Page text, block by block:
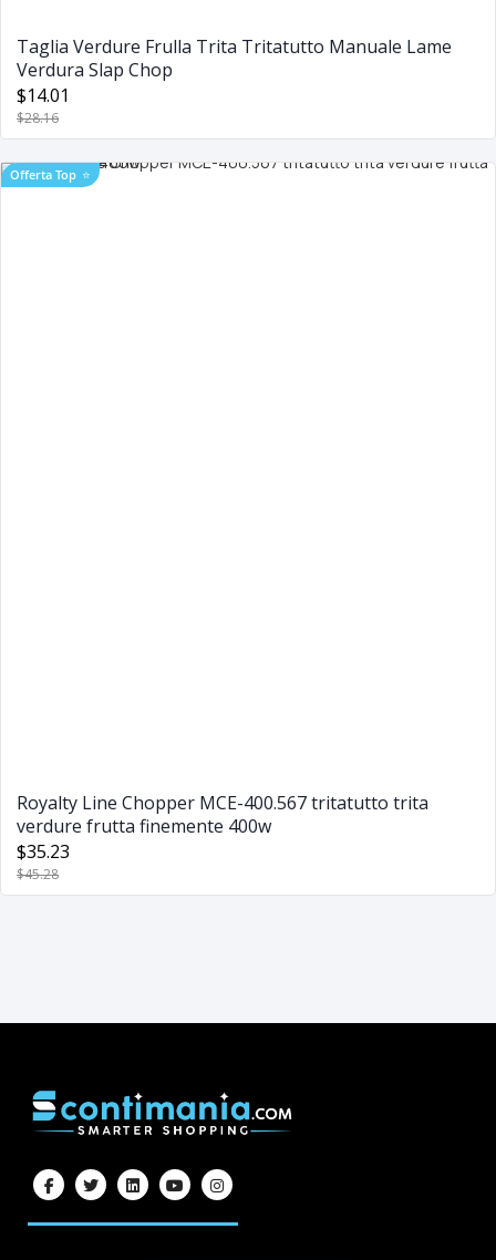
Taglia Verdure Frulla Trita Tritatutto Manuale Lame
Verdura Slap Chop
$14.01
$28.16
Offerta Top ⭐
Royalty Line Chopper MCE-400.567 tritatutto trita
verdure frutta finemente 400w
$35.23
$45.28